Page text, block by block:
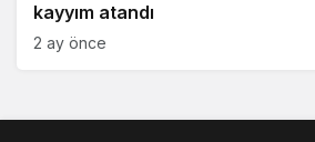
kayyım atandı
2 ay önce